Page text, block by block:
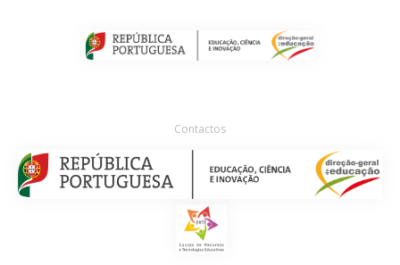
Contactos